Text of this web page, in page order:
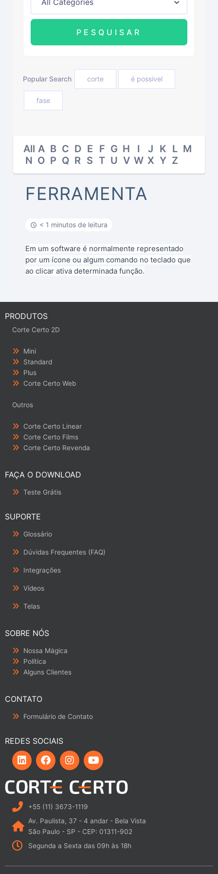
Popular Search corte é possivel
fase
All A B C D E F G H I J K L M
N O P Q R S T U V W X Y Z
FERRAMENTA
< 1 minutos de leitura
Em um software é normalmente representado
por um ícone ou algum comando no teclado que
ao clicar ativa determinada função.
PRODUTOS
Corte Certo 2D
Mini
Standard
Plus
Corte Certo Web
Outros
Corte Certo Linear
Corte Certo Films
Corte Certo Revenda
FAÇA O DOWNLOAD
Teste Grátis
SUPORTE
Glossário
Dúvidas Frequentes (FAQ)
Integrações
Vídeos
Telas
SOBRE NÓS
Nossa Mágica
Política
Alguns Clientes
CONTATO
Formulário de Contato
REDES SOCIAIS
L
i
n
k
e
d
i
F
a
c
e
b
o
k
I
n
s
t
a
r
a
m
Y
o
u
t
u
+55 (11) 3673-1119
Av. Paulista, 37 - 4 andar - Bela Vista
São Paulo - SP - CEP: 01311-902
Segunda a Sexta das 09h às 18h